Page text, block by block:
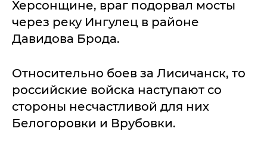
Херсонщине, враг подорвал мосты
через реку Ингулец в районе
Давидова Брода.
Относительно боев за Лисичанск, то
российские войска наступают со
стороны несчастливой для них
Белогоровки и Врубовки.